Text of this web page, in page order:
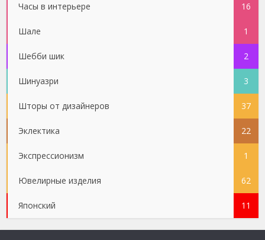
Часы в интерьере 16
Шале 1
Шебби шик 2
Шинуазри 3
Шторы от дизайнеров 37
Эклектика 22
Экспрессионизм 1
Ювелирные изделия 62
Японский 11